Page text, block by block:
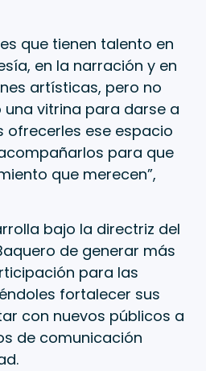
que tienen talento en
en la narración y en
artísticas, pero no
vitrina para darse a
ofrecerles ese espacio
para que
que merecen”,
bajo la directriz del
de generar más
para las
fortalecer sus
con nuevos públicos a
de comunicación